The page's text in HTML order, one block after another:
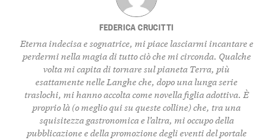
FEDERICA CRUCITTI
Eterna indecisa e sognatrice, mi piace lasciarmi incantare e
perdermi nella magia di tutto ciò che mi circonda. Qualche
volta mi capita di tornare sul pianeta Terra, più
esattamente nelle Langhe che, dopo una lunga serie
traslochi, mi hanno accolta come novella figlia adottiva. È
proprio là (o meglio qui su queste colline) che, tra una
squisitezza gastronomica e l’altra, mi occupo della
pubblicazione e della promozione degli eventi del portale